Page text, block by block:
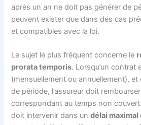
après un an ne doit pas générer de
peuvent exister que dans des cas
et compatibles avec la loi.
Le sujet le plus fréquent concerne le
prorata temporis. Lorsqu’un contrat
(mensuellement ou annuellement), et
de période, l’assureur doit
correspondant au temps non
doit intervenir dans undélai